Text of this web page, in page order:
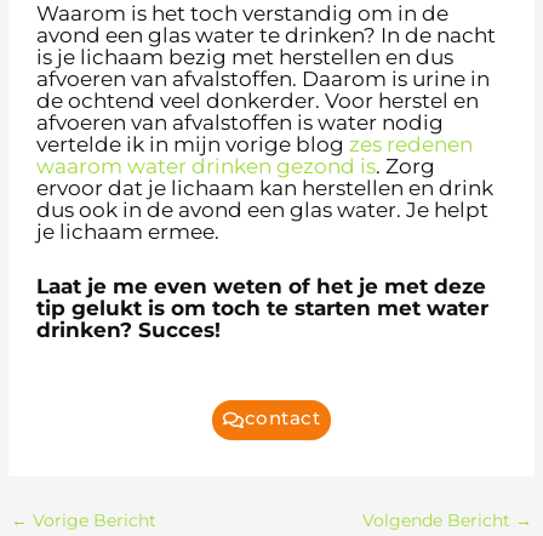
Waarom is het toch verstandig om in de
avond een glas water te drinken? In de nacht
is je lichaam bezig met herstellen en dus
afvoeren van afvalstoffen. Daarom is urine in
de ochtend veel donkerder. Voor herstel en
afvoeren van afvalstoffen is water nodig
vertelde ik in mijn vorige blogzes redenen
waarom water drinken gezond is. Zorg
ervoor dat je lichaam kan herstellen en drink
dus ook in de avond een glas water. Je helpt
je lichaam ermee.
Laat je me even weten of het je met deze
tip gelukt is om toch te starten met water
drinken? Succes!
contact
← Vorige Bericht Volgende Bericht →